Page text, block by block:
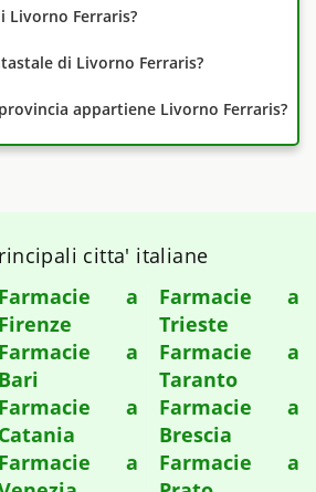
Livorno Ferraris?
di Livorno Ferraris?
appartiene Livorno Ferraris?
citta' italiane
Farmacie a
Firenze
Farmacie a
Bari
Farmacie a
Catania
Farmacie a
Farmacie a
Trieste
Farmacie a
Taranto
Farmacie a
Brescia
Farmacie a